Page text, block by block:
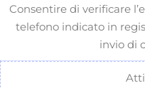
Consentire di verificare
telefono indicato in
invio di